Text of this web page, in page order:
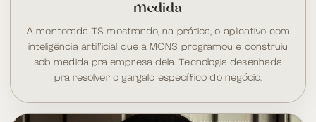
medida
A mentorada TS mostrando, na prática, o aplicativo com
inteligência artificial que a MONS programou e construiu
sob medida pra empresa dela. Tecnologia desenhada
pra resolver o gargalo específico do negócio.